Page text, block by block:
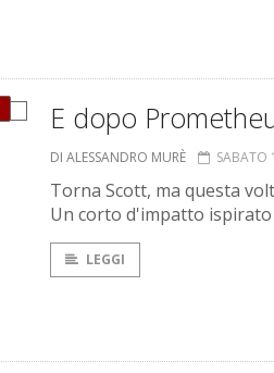
E dopo
DI ALESSANDRO MURÈ SABATO
Torna Scott, ma questa
Un corto d'impatto
LEGGI